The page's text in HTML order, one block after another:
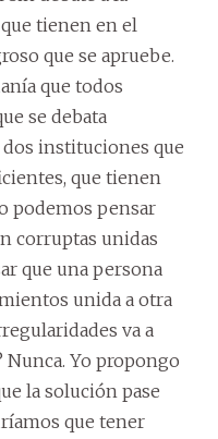
tienen en el
que se apruebe.
que todos
se debata
instituciones que
que tienen
podemos pensar
corruptas unidas
que una persona
unida a otra
va a
Yo propongo
la solución pase
que tener